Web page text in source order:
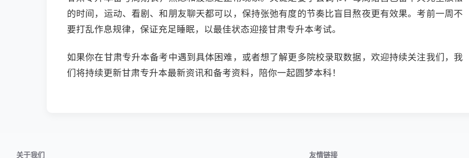
的时间，运动、看剧、和朋友聊天都可以，保持张弛有度的节奏比盲目熬夜更有效果。考前一周不
要打乱作息规律，保证充足睡眠，以最佳状态迎接甘肃专升本考试。
如果你在甘肃专升本备考中遇到具体困难，或者想了解更多院校录取数据，欢迎持续关注我们，我
们将持续更新甘肃专升本最新资讯和备考资料，陪你一起圆梦本科！
关于我们 友情链接